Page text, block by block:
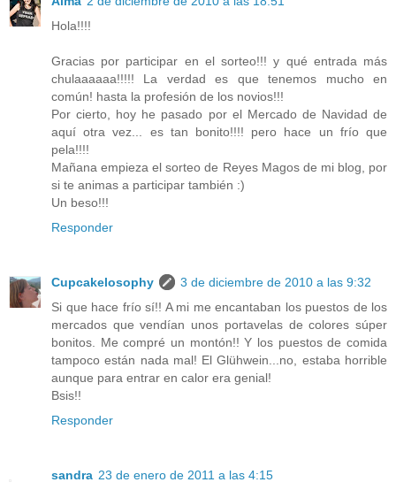
Hola!!!!
Gracias por participar en el sorteo!!! y qué entrada más
chulaaaaaa!!!!! La verdad es que tenemos mucho en
común! hasta la profesión de los novios!!!
Por cierto, hoy he pasado por el Mercado de Navidad de
aquí otra vez... es tan bonito!!!! pero hace un frío que
pela!!!!
Mañana empieza el sorteo de Reyes Magos de mi blog, por
si te animas a participar también :)
Un beso!!!
Responder
Cupcakelosophy
3 de diciembre de 2010 a las 9:32
Si que hace frío sí!! A mi me encantaban los puestos de los
mercados que vendían unos portavelas de colores súper
bonitos. Me compré un montón!! Y los puestos de comida
tampoco están nada mal! El Glühwein...no, estaba horrible
aunque para entrar en calor era genial!
Bsis!!
Responder
sandra 23 de enero de 2011 a las 4:15